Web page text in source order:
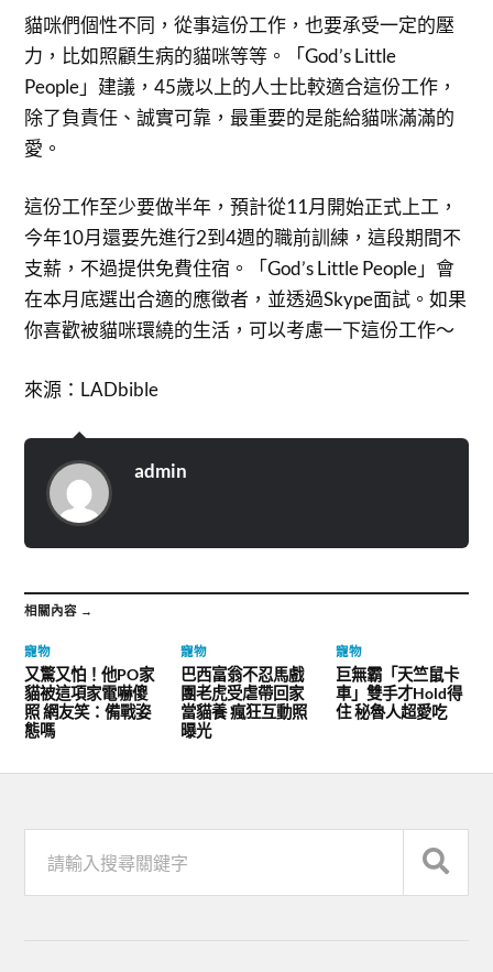
貓咪們個性不同，從事這份工作，也要承受一定的壓
力，比如照顧生病的貓咪等等。「God’s Little
People」建議，45歲以上的人士比較適合這份工作，
除了負責任、誠實可靠，最重要的是能給貓咪滿滿的
愛。
這份工作至少要做半年，預計從11月開始正式上工，
今年10月還要先進行2到4週的職前訓練，這段期間不
支薪，不過提供免費住宿。「God’s Little People」會
在本月底選出合適的應徵者，並透過Skype面試。如果
你喜歡被貓咪環繞的生活，可以考慮一下這份工作～
來源：LADbible
admin
相關內容 →
寵物
又驚又怕！他PO家
貓被這項家電嚇傻
照 網友笑：備戰姿
態嗎
寵物
巴西富翁不忍馬戲
團老虎受虐帶回家
當貓養 瘋狂互動照
曝光
寵物
巨無霸「天竺鼠卡
車」雙手才Hold得
住 秘魯人超愛吃